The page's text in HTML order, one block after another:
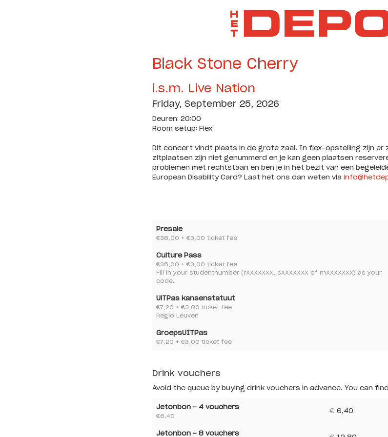
Black Stone Cherry
i.s.m. Live Nation
Friday, September 25, 2026
Deuren: 20:00
Room setup: Flex
Dit concert vindt plaats in de grote zaal. In flex-opstelling zijn er
zitplaatsen zijn niet genummerd en je kan geen plaatsen
problemen met rechtstaan en ben je in het bezit van een
European Disability Card? Laat het ons dan weten via
Presale
€38,00 + €3,00 ticket fee
Culture Pass
€35,00 + €3,00 ticket fee
Fill in your studentnumber (rXXXXXXX, sXXXXXXX of mXXXXXXX) as your
code.
UiTPas kansenstatuut
€7,20 + €3,00 ticket fee
Regio Leuven
GroepsUITPas
€7,20 + €3,00 ticket fee
Drink vouchers
Avoid the queue by buying drink vouchers in advance. You can
Type Price
Jetonbon - 4 vouchers
€6,40
€ 6,40
Jetonbon - 8 vouchers